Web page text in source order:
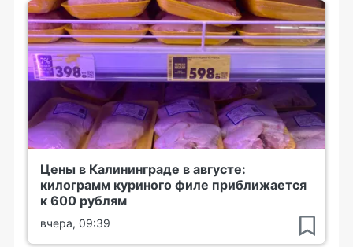
Цены в Калининграде в августе:
килограмм куриного филе приближается
к 600 рублям
вчера, 09:39